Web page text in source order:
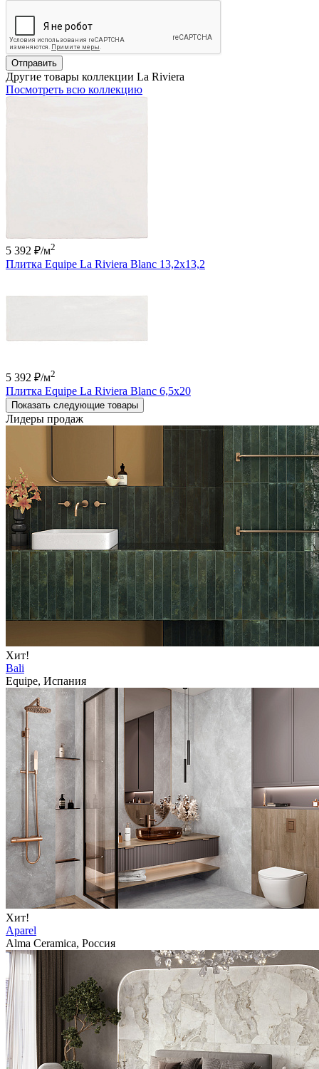
Отправить
Другие товары коллекции La Riviera
Посмотреть всю коллекцию
5 392 ₽/м2
Плитка Equipe La Riviera Blanc 13,2x13,2
5 392 ₽/м2
Плитка Equipe La Riviera Blanc 6,5x20
Показать следующие товары
Лидеры продаж
Хит!
Bali
Equipe, Испания
Хит!
Aparel
Alma Ceramica, Россия